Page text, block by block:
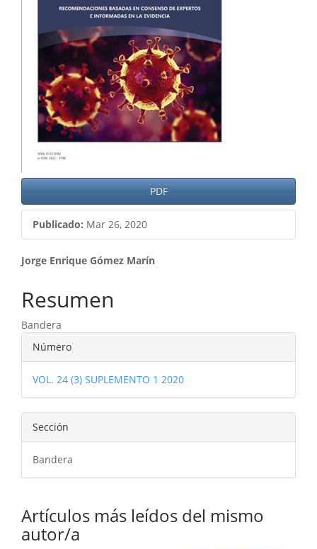
PDF
Publicado: Mar 26, 2020
Contenido
principal
del
artículo
Jorge Enrique Gómez Marín
Resumen
Bandera
Detalles
del
artículo
Número
VOL. 24 (3) SUPLEMENTO 1 2020
Sección
Bandera
Artículos más leídos del mismo
autor/a